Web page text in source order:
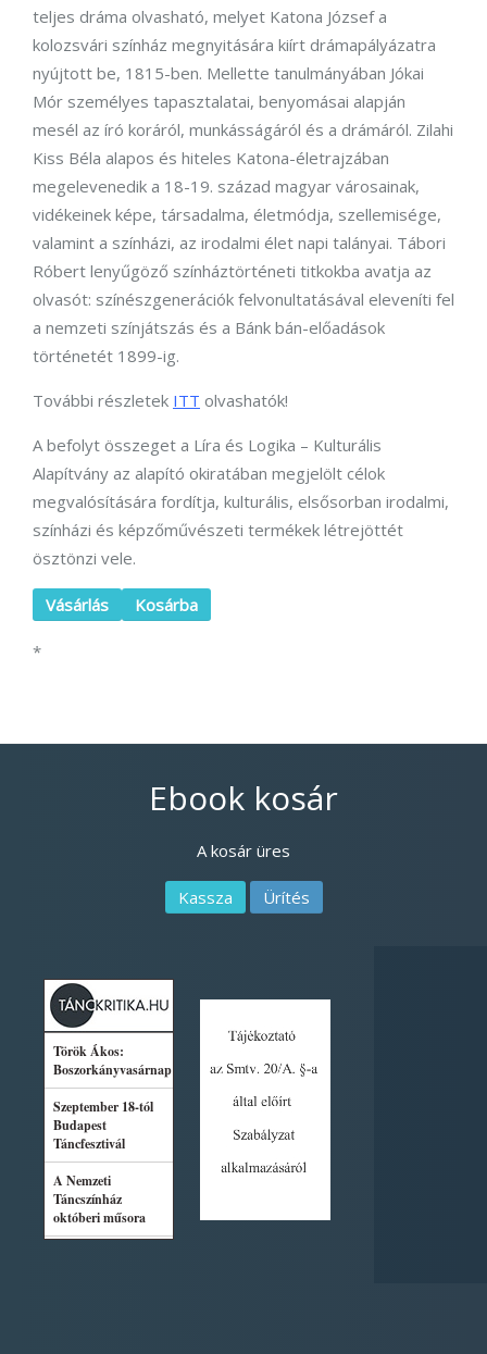
teljes dráma olvasható, melyet Katona József a
kolozsvári színház megnyitására kiírt drámapályázatra
nyújtott be, 1815-ben. Mellette tanulmányában Jókai
Mór személyes tapasztalatai, benyomásai alapján
mesél az író koráról, munkásságáról és a drámáról. Zilahi
Kiss Béla alapos és hiteles Katona-életrajzában
megelevenedik a 18-19. század magyar városainak,
vidékeinek képe, társadalma, életmódja, szellemisége,
valamint a színházi, az irodalmi élet napi talányai. Tábori
Róbert lenyűgöző színháztörténeti titkokba avatja az
olvasót: színészgenerációk felvonultatásával eleveníti fel
a nemzeti színjátszás és a Bánk bán-előadások
történetét 1899-ig.
További részletek ITT olvashatók!
A befolyt összeget a Líra és Logika – Kulturális
Alapítvány az alapító okiratában megjelölt célok
megvalósítására fordítja, kulturális, elsősorban irodalmi,
színházi és képzőművészeti termékek létrejöttét
ösztönzi vele.
Vásárlás Kosárba
*
Ebook kosár
A kosár üres